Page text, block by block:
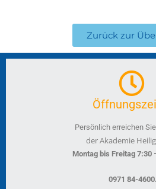
Zurück zur
Persönlich erreichen
der Akademie
Montag bis Freitag 7:30
0971 84-4600.